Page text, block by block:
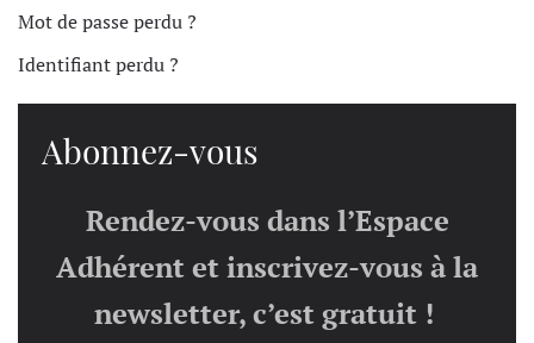
Mot de passe perdu ?
Identifiant perdu ?
Abonnez-vous
Rendez-vous dans l’Espace
Adhérent et inscrivez-vous à la
newsletter, c’est gratuit !